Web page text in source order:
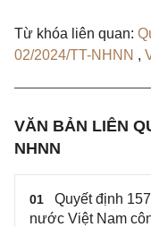
Từ khóa liên quan:
02/2024/TT-NHNN ,
VĂN BẢN LIÊN
NHNN
01
Quyết định
nước Việt Nam